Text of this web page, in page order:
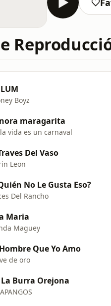
Boyz
maragarita
vida es un carnaval
Del Vaso
Leon
No Le Gusta Eso?
Del Rancho
Maria
Maguey
Que Yo Amo
de oro
La Burra Orejona